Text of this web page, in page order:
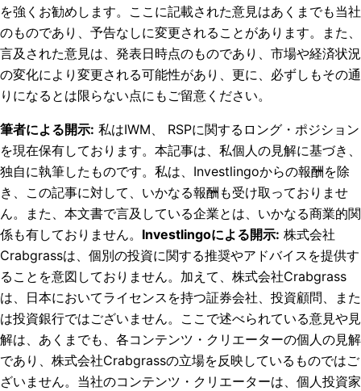
を強くお勧めします。ここに記載された意見はあくまでも当社
のものであり、予告なしに変更されることがあります。また、
言及された意見は、発表日時点のものであり、市場や経済状況
の変化により変更される可能性があり、更に、必ずしもその通
りになるとは限らない点にもご留意ください。
筆者による開示: 私はIWM、 RSPに関するロング・ポジション
を現在保有しております。 本記事は、私個人の見解に基づき、
独自に執筆したものです。私は、Investlingoからの報酬を除
き、この記事に対して、いかなる報酬も受け取っておりませ
ん。また、本文書で言及している企業とは、いかなる商業的関
係も有しておりません。 Investlingoによる開示: 株式会社
Crabgrassは、個別の投資に関する推奨やアドバイスを提供す
ることを意図しておりません。加えて、株式会社Crabgrass
は、日本においてライセンスを持つ証券会社、投資顧問、また
は投資銀行ではございません。ここで述べられている意見や見
解は、あくまでも、各コンテンツ・クリエーターの個人の見解
であり、株式会社Crabgrassの立場を反映しているものではご
ざいません。当社のコンテンツ・クリエーターは、個人投資家